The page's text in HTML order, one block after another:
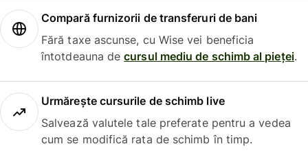
Compară furnizorii de transferuri de bani
Fără taxe ascunse, cu Wise vei beneficia
întotdeauna decursul mediu de schimb al pieței.
Urmărește cursurile de schimb live
Salvează valutele tale preferate pentru a vedea
cum se modifică rata de schimb în timp.